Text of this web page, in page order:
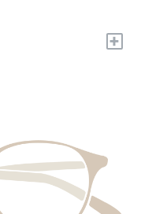
+